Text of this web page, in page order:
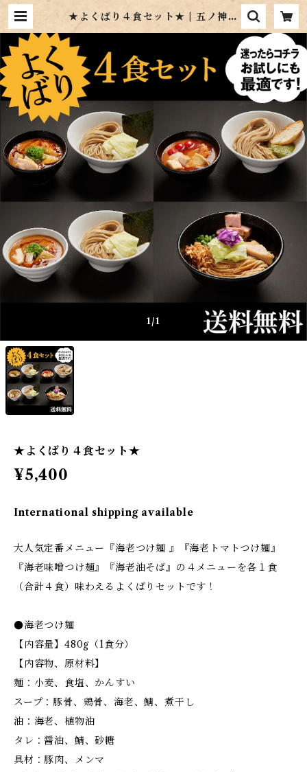
★よくばり４食セット★ | 五ノ神製
1/1
★よくばり４食セット★
¥5,400
International shipping available
大人気定番メニュー『海老つけ麺 』『海老トマトつけ麺』
『海老味噌つけ麺』『海老油そば』の４メニューを各１食
（合計４食）味わえるよくばりセットです！
●海老つけ麺
【内容量】480g（1食分）
【内容物、原材料】
麺：小麦、食塩、かんすい
スープ：豚骨、鶏骨、海老、鯖、煮干し
油：海老、植物油
タレ：醤油、鯖、砂糖
具材：豚肉、メンマ